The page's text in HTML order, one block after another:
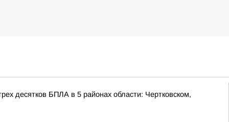
десятков БПЛА в 5 районах области: Чертковском,